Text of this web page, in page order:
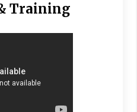
Training